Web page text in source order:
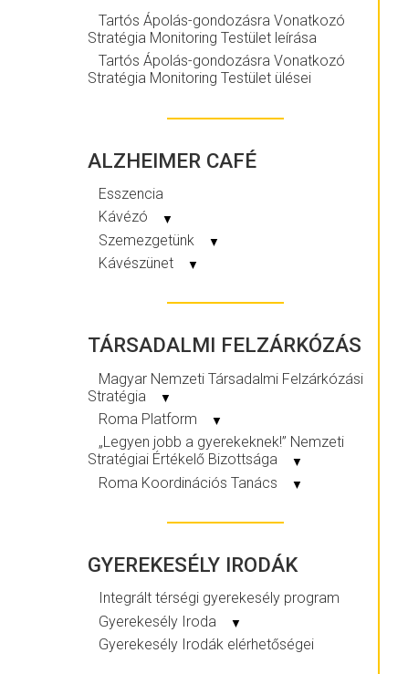
Tartós Ápolás-gondozásra Vonatkozó
Stratégia Monitoring Testület leírása
Tartós Ápolás-gondozásra Vonatkozó
Stratégia Monitoring Testület ülései
ALZHEIMER CAFÉ
Esszencia
Kávézó
▼
Szemezgetünk ▼
Kávészünet ▼
TÁRSADALMI FELZÁRKÓZÁS
Magyar Nemzeti Társadalmi Felzárkózási
Stratégia
▼
Roma Platform ▼
„Legyen jobb a gyerekeknek!” Nemzeti
Stratégiai Értékelő Bizottsága
▼
Roma Koordinációs Tanács ▼
GYEREKESÉLY IRODÁK
Integrált térségi gyerekesély program
Gyerekesély Iroda
▼
Gyerekesély Irodák elérhetőségei